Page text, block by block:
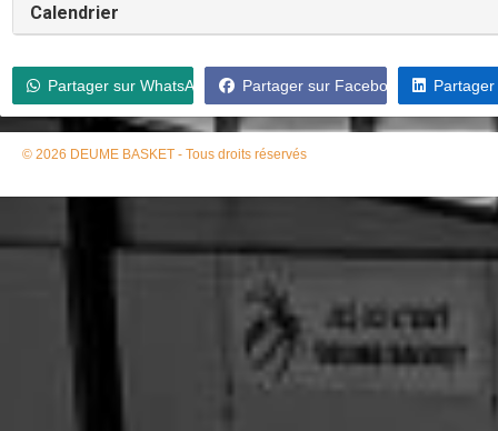
Calendrier
Partager sur WhatsApp Partager sur Facebook
© 2026 DEUME BASKET - Tous droits réservés